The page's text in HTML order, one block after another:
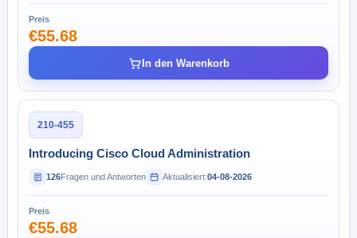
Preis
€55.68
In den Warenkorb
210-455
Introducing Cisco Cloud Administration
126Fragen und Antworten Aktualisiert:04-08-2026
Preis
€55.68